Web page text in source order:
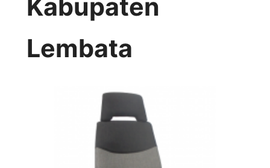
Kabupaten
Lembata